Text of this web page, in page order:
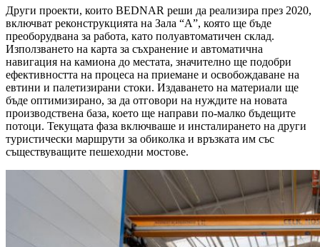
Други проекти, които BEDNAR реши да реализира през 2020,
включват реконструкцията на Зала “A”, която ще бъде
преоборудвана за работа, като полуавтоматичен склад.
Използването на карта за съхранение и автоматична
навигация на камиона до местата, значително ще подобри
ефективността на процеса на приемане и освобождаване на
евтини и палетизирани стоки. Издаването на материали ще
бъде оптимизирано, за да отговори на нуждите на новата
производствена база, което ще направи по-малко бъдещите
потоци. Текущата фаза включваше и инсталирането на други
туристически маршрути за обиколка и връзката им със
съществуващите пешеходни мостове.